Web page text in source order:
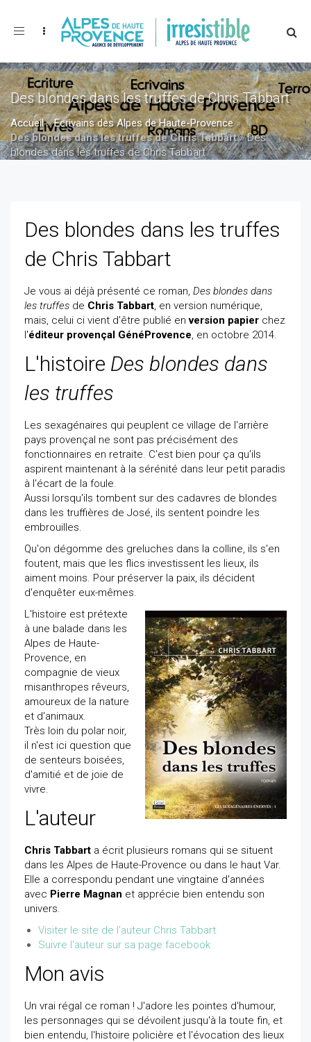
Toggle
Des blondes dans les truffes de Chris Tabbart
Accueil»Ecrivains des Alpes de Haute-Provence»
Des blondes dans les truffes de Chris Tabbart»Des
blondes dans les truffes de Chris Tabbart
Des blondes dans les truffes
de Chris Tabbart
Je vous ai déjà présenté ce roman, Des blondes dans
les truffes de Chris Tabbart, en version numérique,
mais, celui ci vient d'être publié enversion papier chez
l'éditeur provençal GénéProvence, en octobre 2014.
L'histoire Des blondes dans
les truffes
Les sexagénaires qui peuplent ce village de l'arrière
pays provençal ne sont pas précisément des
fonctionnaires en retraite. C'est bien pour ça qu'ils
aspirent maintenant à la sérénité dans leur petit paradis
à l'écart de la foule.
Aussi lorsqu'ils tombent sur des cadavres de blondes
dans les truffières de José, ils sentent poindre les
embrouilles.
Qu'on dégomme des greluches dans la colline, ils s'en
foutent, mais que les flics investissent les lieux, ils
aiment moins. Pour préserver la paix, ils décident
d'enquêter eux-mêmes.
L'histoire est prétexte
à une balade dans les
Alpes de Haute-
Provence, en
compagnie de vieux
misanthropes rêveurs,
amoureux de la nature
et d'animaux.
Très loin du polar noir,
il n'est ici question que
de senteurs boisées,
d'amitié et de joie de
vivre.
L'auteur
Chris Tabbart a écrit plusieurs romans qui se situent
dans les Alpes de Haute-Provence ou dans le haut Var.
Elle a correspondu pendant une vingtaine d'années
avec Pierre Magnan et apprécie bien entendu son
univers.
Visiter le site de l’auteur Chris Tabbart
Suivre l'auteur sur sa page facebook
Mon avis
Un vrai régal ce roman ! J'adore les pointes d'humour,
les personnages qui se dévoilent jusqu'à la toute fin, et
bien entendu, l'histoire policière et l'évocation des lieux